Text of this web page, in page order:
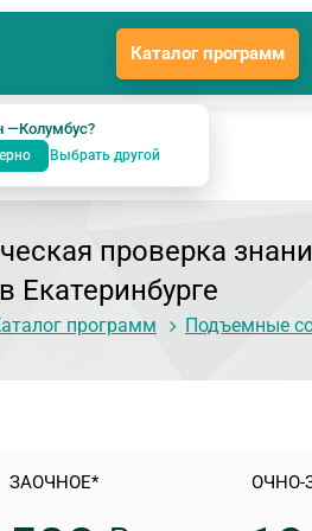
Екатеринбург
—Колумбус?
Выбрать другой
Каталог программ
проверка
Екатеринбурге
программ Подъемные
ЗАОЧНОЕ* ОЧНО-